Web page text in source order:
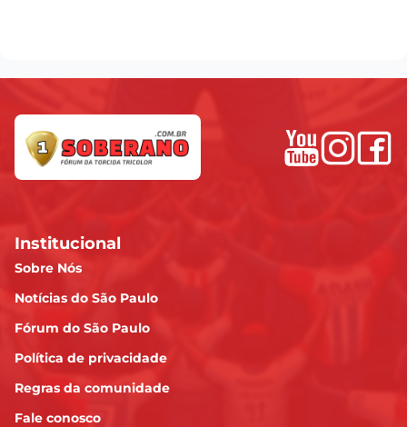
Institucional
Sobre Nós
Notícias do São Paulo
Fórum do São Paulo
Política de privacidade
Regras da comunidade
Fale conosco